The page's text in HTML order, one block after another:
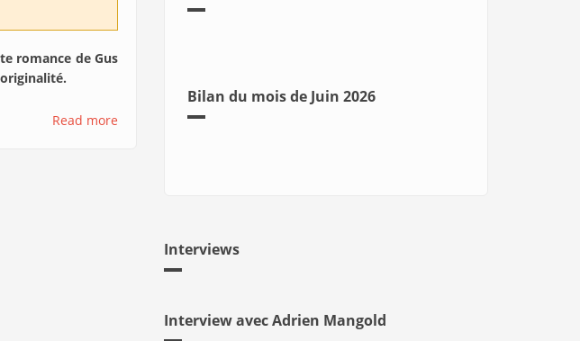
romance de Gus
Read more
Bilan du mois de Juin 2026
Interviews
Interview avec Adrien Mangold